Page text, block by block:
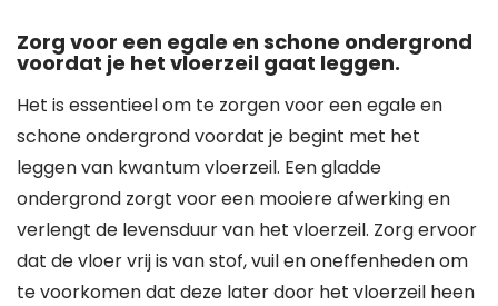
Zorg voor een egale en schone ondergrond
voordat je het vloerzeil gaat leggen.
Het is essentieel om te zorgen voor een egale en
schone ondergrond voordat je begint met het
leggen van kwantum vloerzeil. Een gladde
ondergrond zorgt voor een mooiere afwerking en
verlengt de levensduur van het vloerzeil. Zorg ervoor
dat de vloer vrij is van stof, vuil en oneffenheden om
te voorkomen dat deze later door het vloerzeil heen